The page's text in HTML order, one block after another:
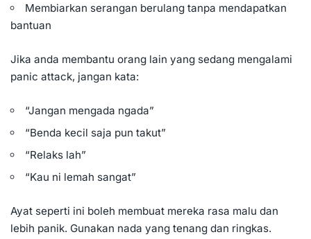
Membiarkan serangan berulang tanpa mendapatkan
bantuan
Jika anda membantu orang lain yang sedang mengalami
panic attack, jangan kata:
“Jangan mengada ngada”
“Benda kecil saja pun takut”
“Relaks lah”
“Kau ni lemah sangat”
Ayat seperti ini boleh membuat mereka rasa malu dan
lebih panik. Gunakan nada yang tenang dan ringkas.